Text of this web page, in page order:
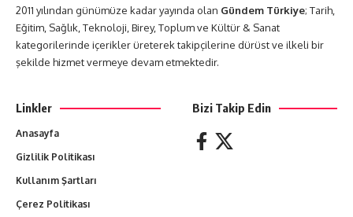
2011 yılından günümüze kadar yayında olan Gündem Türkiye; Tarih,
Eğitim, Sağlık, Teknoloji, Birey, Toplum ve Kültür & Sanat
kategorilerinde içerikler üreterek takipçilerine dürüst ve ilkeli bir
şekilde hizmet vermeye devam etmektedir.
Linkler
Anasayfa
Gizlilik Politikası
Kullanım Şartları
Çerez Politikası
Bizi Takip Edin